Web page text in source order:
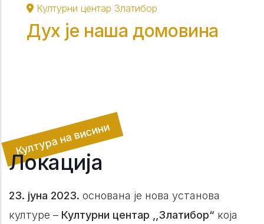
Културни центар Златибор
Дух је наша домовина
Култура на висини
Локација
23. јуна 2023. основана је нова установа
културе – Културни центар ,,Златибор“ која